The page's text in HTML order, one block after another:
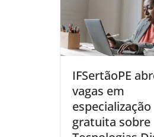
IFSertãoPE
vagas em
especialização
gratuita sobre